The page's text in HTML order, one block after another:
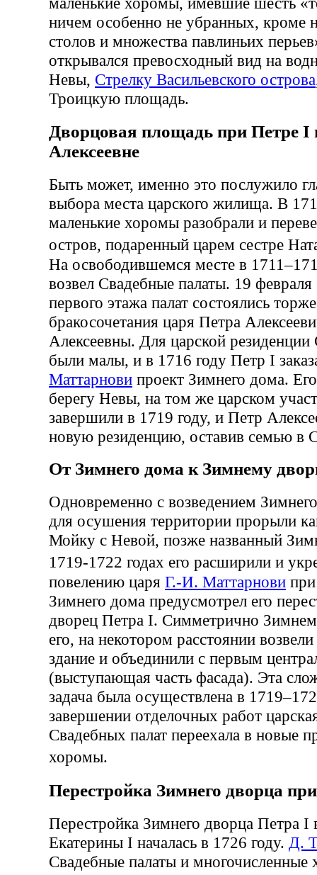
ничем особенно не убранных, кроме
столов и множества павлиньих
открывался превосходный вид на
Невы, Стрелку Васильевского острова
Троицкую площадь.
Дворцовая площадь при Петре I
Алексеевне
Быть может, именно это послужило
выбора места царского жилища. В
маленькие хоромы разобрали и
остров, подаренный царем сестре
На освободившемся месте в
возвел Свадебные палаты. 19 февраля
первого этажа палат состоялись
бракосочетания царя Петра
Алексеевны. Для царской
были малы, и в 1716 году Петр I
Маттарнови проект Зимнего дома.
берегу Невы, на том же царском
завершили в 1719 году, и Петр
новую резиденцию, оставив семью в
От Зимнего дома к Зимнему
Одновременно с возведением
для осушения территории прорыли
Мойку с Невой, позже названный
1719-1722 годах его расширили и
повелению царя Г.-И. Маттарнови
Зимнего дома предусмотрел его
дворец Петра I. Симметрично
его, на некотором расстоянии
здание и объединили с первым
(выступающая часть фасада). Эта
задача была осуществлена в
завершении отделочных работ
Свадебных палат переехала в новые
хоромы.
Перестройка Зимнего дворца
Перестройка Зимнего дворца Петра
Екатерины I началась в 1726 году. Д.
Свадебные палаты и многочисленные